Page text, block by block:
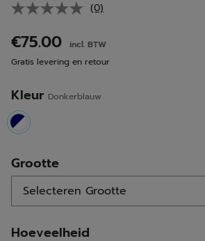
Geen
paginalink.
(0)
€75.00
incl. BTW
Gratis levering en retour
Kleur Donkerblauw
selected
Grootte
Hoeveelheid